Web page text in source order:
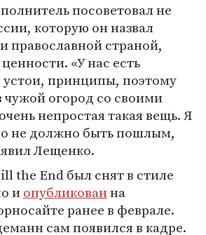
посоветовал не
которую он назвал
православной страной,
«У нас есть
принципы, поэтому
чужой огород со своими
непростая такая вещь. Я
не должно быть пошлым,
Лещенко.
the End был снят в стиле
иопубликованна
ранее в феврале.
сам появился в кадре.